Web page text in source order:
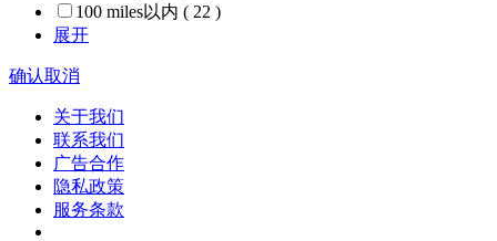
100 miles以内 ( 22 )
展开
确认取消
关于我们
联系我们
广告合作
隐私政策
服务条款